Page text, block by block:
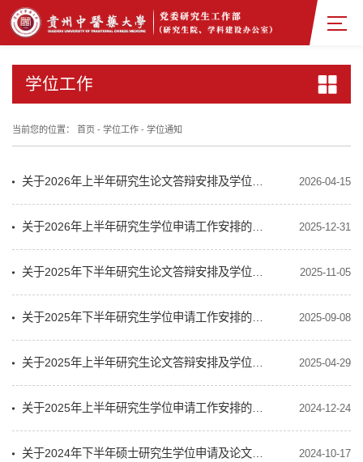
学位工作
当前您的位置： 首页 - 学位工作 - 学位通知
2026-04-15
2025-12-31
2025-11-05
2025-09-08
2025-04-29
2024-12-24
2024-10-17